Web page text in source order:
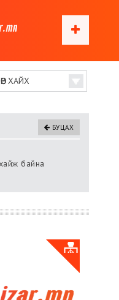
БУЦАХ
байна